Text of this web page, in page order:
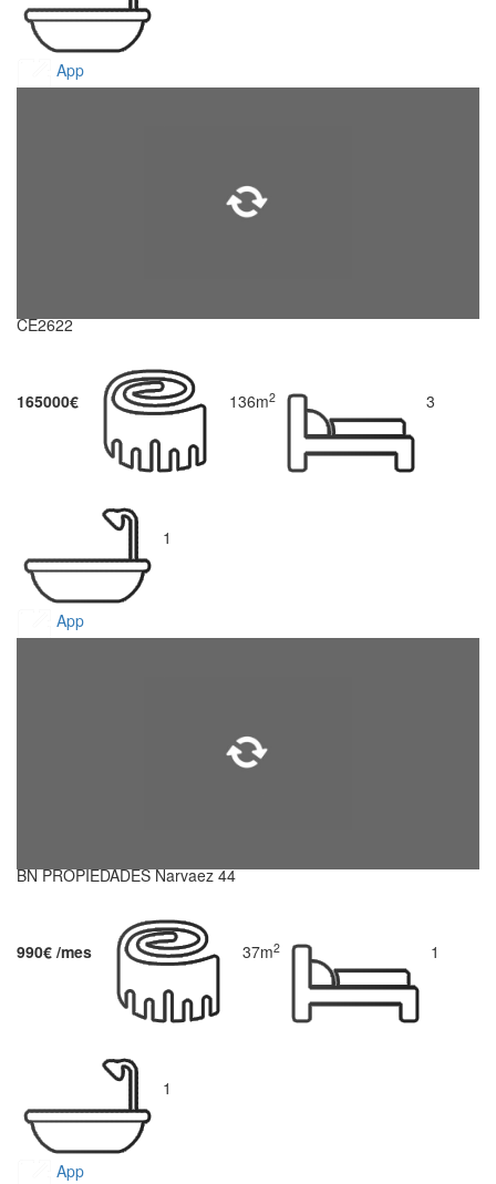
App
CE2622
165000€ 136m2 3
1
App
BN PROPIEDADES Narvaez 44
990€ /mes 37m2 1
1
App